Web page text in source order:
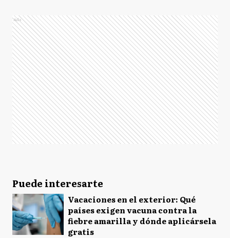
Ads
Puede interesarte
Vacaciones en el exterior: Qué
países exigen vacuna contra la
fiebre amarilla y dónde aplicársela
gratis